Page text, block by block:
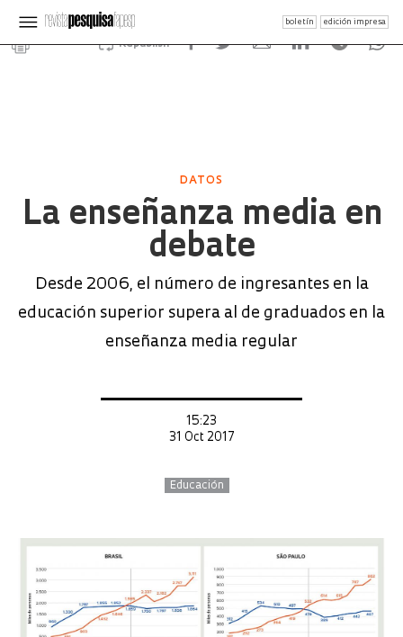
boletín edición impresa
Republish
DATOS
La enseñanza media en
debate
Desde 2006, el número de ingresantes en la
educación superior supera al de graduados en la
enseñanza media regular
15:23
31 Oct 2017
Educación